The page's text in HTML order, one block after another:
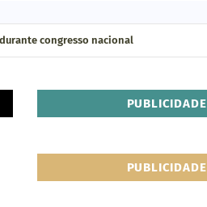
congresso nacional
PUBLICIDADE
PUBLICIDADE